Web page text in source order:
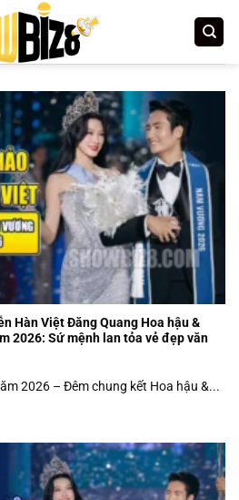
Hàn Việt Đăng Quang Hoa hậu &
2026: Sứ mệnh lan tỏa vẻ đẹp văn
2026 – Đêm chung kết Hoa hậu &...